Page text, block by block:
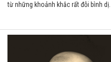
từ những khoảnh khắc rất đỗi bình dị.